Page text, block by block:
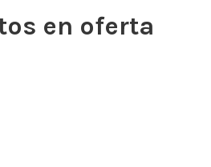
en oferta